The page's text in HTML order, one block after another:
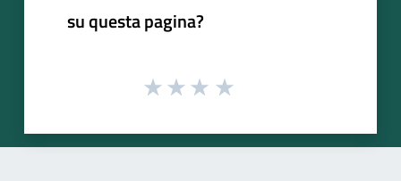
su questa pagina?